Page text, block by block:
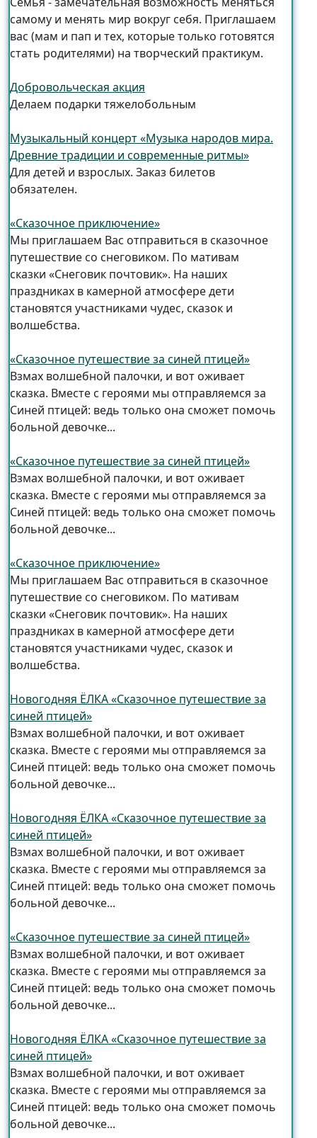
самому и менять мир вокруг себя. Приглашаем
вас (мам и пап и тех, которые только готовятся
стать родителями) на творческий практикум.
Добровольческая акция
Делаем подарки тяжелобольным
Музыкальный концерт «Музыка народов мира.
Древние традиции и современные ритмы»
Для детей и взрослых. Заказ билетов
обязателен.
«Сказочное приключение»
Мы приглашаем Вас отправиться в сказочное
путешествие со снеговиком. По мативам
сказки «Снеговик почтовик». На наших
праздниках в камерной атмосфере дети
становятся участниками чудес, сказок и
волшебства.
«Сказочное путешествие за синей птицей»
Взмах волшебной палочки, и вот оживает
сказка. Вместе с героями мы отправляемся за
Синей птицей: ведь только она сможет помочь
больной девочке...
«Сказочное путешествие за синей птицей»
Взмах волшебной палочки, и вот оживает
сказка. Вместе с героями мы отправляемся за
Синей птицей: ведь только она сможет помочь
больной девочке...
«Сказочное приключение»
Мы приглашаем Вас отправиться в сказочное
путешествие со снеговиком. По мативам
сказки «Снеговик почтовик». На наших
праздниках в камерной атмосфере дети
становятся участниками чудес, сказок и
волшебства.
Новогодняя ЁЛКА «Сказочное путешествие за
синей птицей»
Взмах волшебной палочки, и вот оживает
сказка. Вместе с героями мы отправляемся за
Синей птицей: ведь только она сможет помочь
больной девочке...
Новогодняя ЁЛКА «Сказочное путешествие за
синей птицей»
Взмах волшебной палочки, и вот оживает
сказка. Вместе с героями мы отправляемся за
Синей птицей: ведь только она сможет помочь
больной девочке...
«Сказочное путешествие за синей птицей»
Взмах волшебной палочки, и вот оживает
сказка. Вместе с героями мы отправляемся за
Синей птицей: ведь только она сможет помочь
больной девочке...
Новогодняя ЁЛКА «Сказочное путешествие за
синей птицей»
Взмах волшебной палочки, и вот оживает
сказка. Вместе с героями мы отправляемся за
Синей птицей: ведь только она сможет помочь
больной девочке...